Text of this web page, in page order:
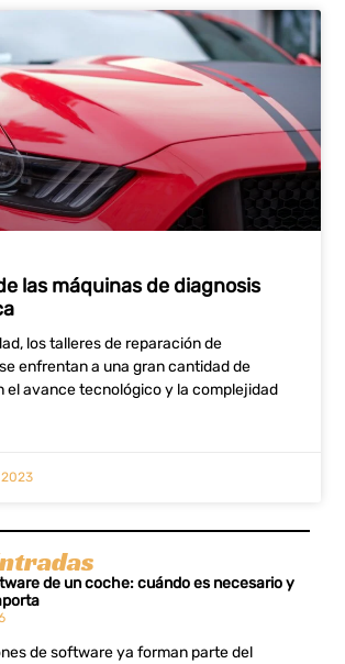
las máquinas de diagnosis
los talleres de reparación de
enfrentan a una gran cantidad de
el avance tecnológico y la complejidad
de un coche: cuándo es necesario y
de software ya forman parte del